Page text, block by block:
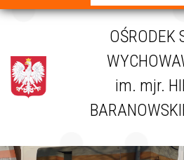
OŚRODEK
im. mjr.